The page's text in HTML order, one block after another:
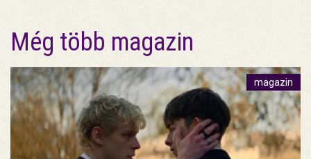
Még több magazin
magazin